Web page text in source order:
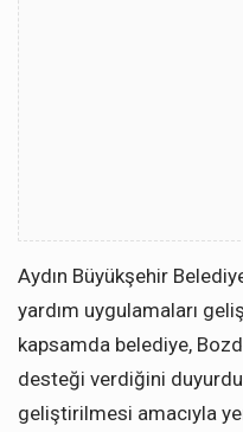
Aydın Büyükşehir
yardım uygulamaları
kapsamda belediye,
desteği verdiğini
geliştirilmesi amacıyla